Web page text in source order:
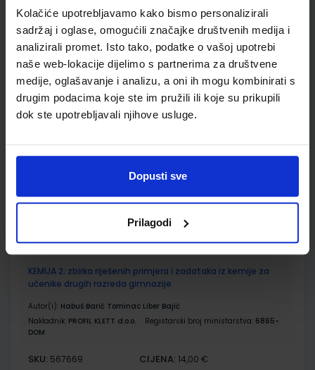
Kolačiće upotrebljavamo kako bismo personalizirali
sadržaj i oglase, omogućili značajke društvenih medija i
analizirali promet. Isto tako, podatke o vašoj upotrebi
naše web-lokacije dijelimo s partnerima za društvene
medije, oglašavanje i analizu, a oni ih mogu kombinirati s
drugim podacima koje ste im pružili ili koje su prikupili
dok ste upotrebljavali njihove usluge.
Dopusti sve
Prilagodi
ŠIFRA OMOTA:
Udžbenik
KEMIJA 2; udžbenik kemije za drugi razred gimnazije
Nakladnik:PROFIL KLETT d.o.o. Registarski broj ministarstva:6865
CIJENA:
ŠIFRA OMOTA:
KEMIJA 2; zbirka riješenih primjera i zadataka iz kemije za
učenike drugih razreda gimnazije
Autor(i): Habuš Barić Tominac Liber Bajić
Nakladnik: PROFIL KLETT d.o.o. Registarski broj ministarstva: 6865-
DOM
SKU: 567669 CIJENA: 14,00 €